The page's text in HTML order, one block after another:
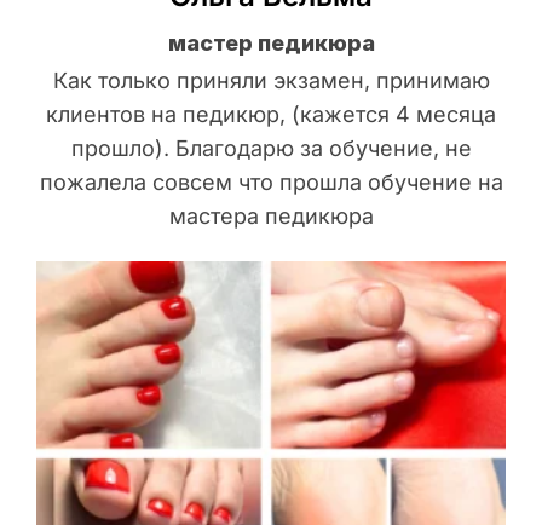
мастер педикюра
Как только приняли экзамен, принимаю
клиентов на педикюр, (кажется 4 месяца
прошло). Благодарю за обучение, не
пожалела совсем что прошла обучение на
мастера педикюра